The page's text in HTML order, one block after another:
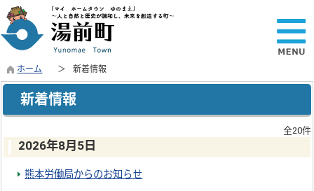
ホーム 新着情報
新着情報
全20件
2026年8月5日
熊本労働局からのお知らせ